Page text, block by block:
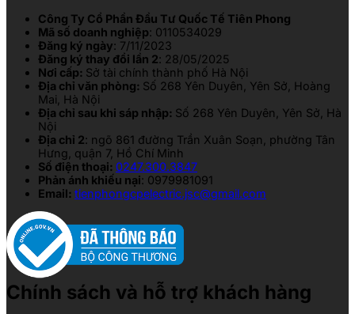
Công Ty Cổ Phần Đầu Tư Quốc Tế Tiên Phong
Mã số doanh nghiệp: 0110534029
Đăng ký ngày: 7/11/2023
Đăng ký thay đổi lần 2: 28/05/2025
Nơi cấp: Sở tài chính thành phố Hà Nội
Địa chỉ văn phòng: Số 268 Yên Duyên, Yên Sở, Hoàng
Mai, Hà Nội
Địa chỉ sau khi sáp nhập: Số 268 Yên Duyên, Yên Sở, Hà
Nội
Địa chỉ 2: ngõ 861 đường Trần Xuân Soạn, phường Tân
Hưng, quận 7, Hồ Chí Minh
Số điện thoại: 0247.300.3847
Phản ánh khiếu nại: 0979981091
Email: tienphongcpelectric.jsc@gmail.com
Chính sách và hỗ trợ khách hàng